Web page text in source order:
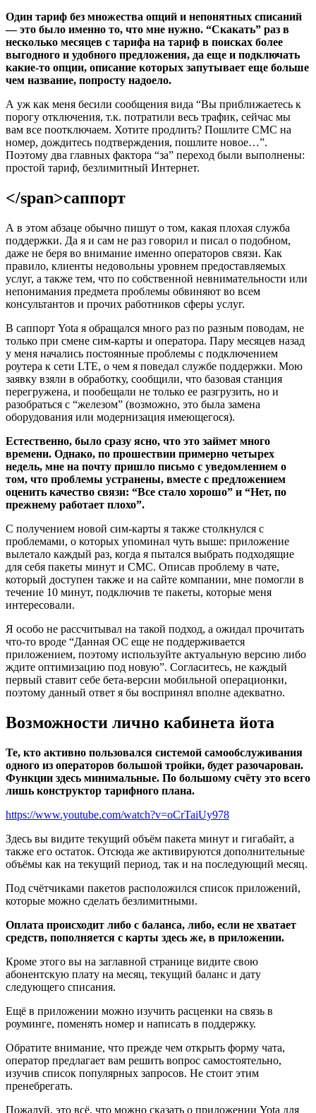
Один тариф без множества опций и непонятных списаний
— это было именно то, что мне нужно. “Скакать” раз в
несколько месяцев с тарифа на тариф в поисках более
выгодного и удобного предложения, да еще и подключать
какие-то опции, описание которых запутывает еще больше
чем название, попросту надоело.
А уж как меня бесили сообщения вида “Вы приближаетесь к
порогу отключения, т.к. потратили весь трафик, сейчас мы
вам все поотключаем. Хотите продлить? Пошлите СМС на
номер, дождитесь подтверждения, пошлите новое…”.
Поэтому два главных фактора “за” переход были выполнены:
простой тариф, безлимитный Интернет.
</span>саппорт
А в этом абзаце обычно пишут о том, какая плохая служба
поддержки. Да я и сам не раз говорил и писал о подобном,
даже не беря во внимание именно операторов связи. Как
правило, клиенты недовольны уровнем предоставляемых
услуг, а также тем, что по собственной невнимательности или
непонимания предмета проблемы обвиняют во всем
консультантов и прочих работников сферы услуг.
В саппорт Yota я обращался много раз по разным поводам, не
только при смене сим-карты и оператора. Пару месяцев назад
у меня начались постоянные проблемы с подключением
роутера к сети LTE, о чем я поведал службе поддержки. Мою
заявку взяли в обработку, сообщили, что базовая станция
перегружена, и пообещали не только ее разгрузить, но и
разобраться с “железом” (возможно, это была замена
оборудования или модернизация имеющегося).
Естественно, было сразу ясно, что это займет много
времени. Однако, по прошествии примерно четырех
недель, мне на почту пришло письмо с уведомлением о
том, что проблемы устранены, вместе с предложением
оценить качество связи: “Все стало хорошо” и “Нет, по
прежнему работает плохо”.
С получением новой сим-карты я также столкнулся с
проблемами, о которых упоминал чуть выше: приложение
вылетало каждый раз, когда я пытался выбрать подходящие
для себя пакеты минут и СМС. Описав проблему в чате,
который доступен также и на сайте компании, мне помогли в
течение 10 минут, подключив те пакеты, которые меня
интересовали.
Я особо не рассчитывал на такой подход, а ожидал прочитать
что-то вроде “Данная ОС еще не поддерживается
приложением, поэтому используйте актуальную версию либо
ждите оптимизацию под новую”. Согласитесь, не каждый
первый ставит себе бета-версии мобильной операционки,
поэтому данный ответ я бы воспринял вполне адекватно.
Возможности лично кабинета йота
Те, кто активно пользовался системой самообслуживания
одного из операторов большой тройки, будет разочарован.
Функции здесь минимальные. По большому счёту это всего
лишь конструктор тарифного плана.
https://www.youtube.com/watch?v=oCrTaiUy978
Здесь вы видите текущий объём пакета минут и гигабайт, а
также его остаток. Отсюда же активируются дополнительные
объёмы как на текущий период, так и на последующий месяц.
Под счётчиками пакетов расположился список приложений,
которые можно сделать безлимитными.
Оплата происходит либо с баланса, либо, если не хватает
средств, пополняется с карты здесь же, в приложении.
Кроме этого вы на заглавной странице видите свою
абонентскую плату на месяц, текущий баланс и дату
следующего списания.
Ещё в приложении можно изучить расценки на связь в
роуминге, поменять номер и написать в поддержку.
Обратите внимание, что прежде чем открыть форму чата,
оператор предлагает вам решить вопрос самостоятельно,
изучив список популярных запросов. Не стоит этим
пренебрегать.
Пожалуй, это всё, что можно сказать о приложении Yota для